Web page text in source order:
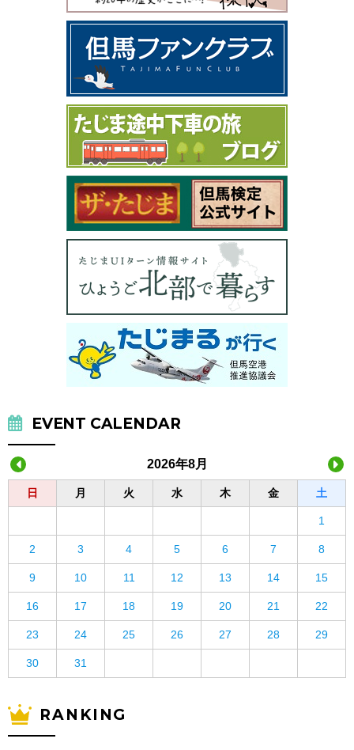
EVENT CALENDAR
2026年8月
日 月 火 水 木 金 土
1
2 3 4 5 6 7 8
9 10 11 12 13 14 15
16 17 18 19 20 21 22
23 24 25 26 27 28 29
30 31
RANKING